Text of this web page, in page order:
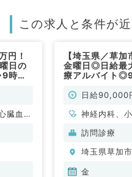
この求人と条件が
円！
日の
時～
臓血管
【埼玉県／草
金曜日◎日給最
療アルバイト
日給90,000
神経内科、
神経外科、
ビリテーシ
ケア科、一
訪問診療
埼玉県草加市
金